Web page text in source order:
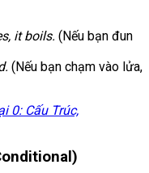
it boils. (Nếu bạn đun
(Nếu bạn chạm vào lửa,
0: Cấu Trúc,